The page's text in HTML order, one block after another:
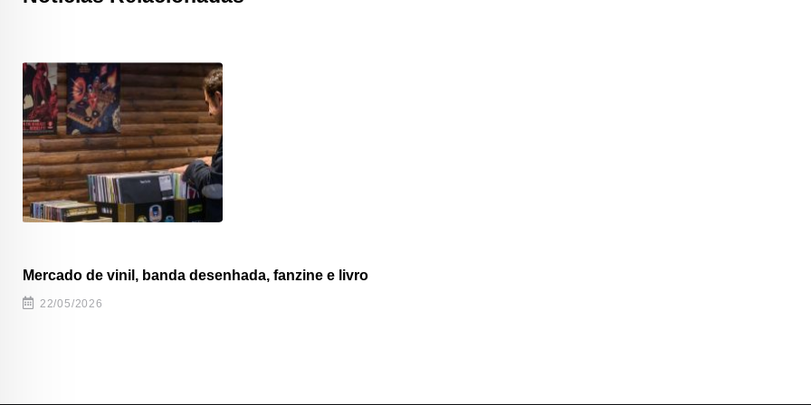
Mercado de vinil, banda desenhada, fanzine e livro
22/05/2026